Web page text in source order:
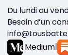
Du lundi au
Besoin d’un
Medium|